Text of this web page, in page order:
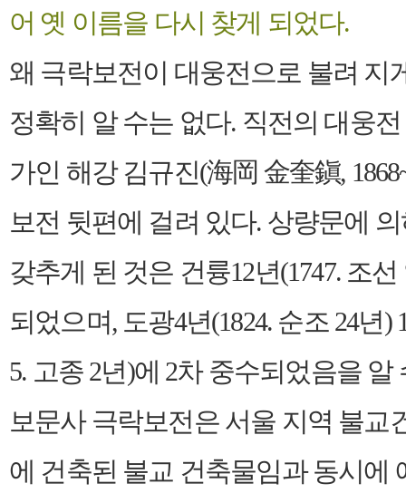
어 옛 이름을 다시 찾게 되었다.
왜 극락보전이 대웅전으로 불려 지
정확히 알 수는 없다. 직전의 대웅
가인 해강 김규진(海岡 金奎鎭,
보전 뒷편에 걸려 있다. 상량문에
갖추게 된 것은 건륭12년(1747. 조
되었으며, 도광4년(1824. 순조 24년)
5. 고종 2년)에 2차 중수되었음을 알
보문사 극락보전은 서울 지역 불교
에 건축된 불교 건축물임과 동시에